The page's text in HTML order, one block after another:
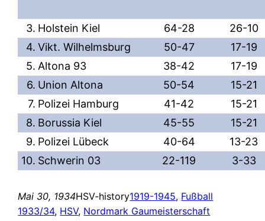
3. Holstein Kiel 64-28
26-10
4. Vikt. Wilhelmsburg 50-47
17-19
5. Altona 93 38-42
17-19
6. Union Altona 50-54
15-21
7. Polizei Hamburg 41-42
15-21
8. Borussia Kiel 45-55
15-21
9. Polizei Lübeck 40-64
13-23
10. Schwerin 03 22-119 3-33
Mai 30, 1934HSV-history1919-1945, Fußball
1933/34, HSV, Nordmark Gaumeisterschaft